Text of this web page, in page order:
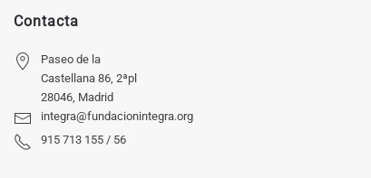
Contacta
Paseo de la
Castellana 86, 2ªpl
28046, Madrid
integra@fundacionintegra.org
915 713 155 / 56